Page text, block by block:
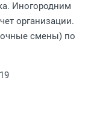
Иногородним
организации.
смены) по